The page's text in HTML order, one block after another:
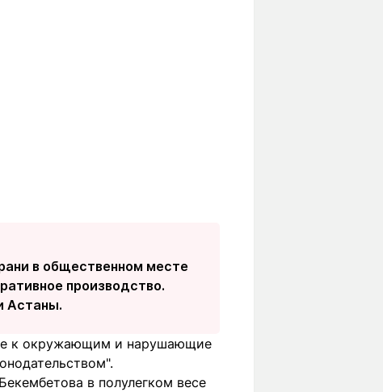
в общественном месте
производство.
Астаны.
к окружающим и нарушающие
в полулегком весе